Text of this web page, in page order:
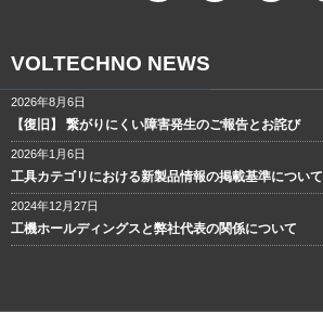
VOLTECHNO NEWS
2026年8月6日
【復旧】 繋がりにくい障害発生のご報告とお詫び
2026年1月6日
工具カテゴリにおける新製品情報の掲載基準について
2024年12月27日
工機ホールディングスと弊社代表の関係について